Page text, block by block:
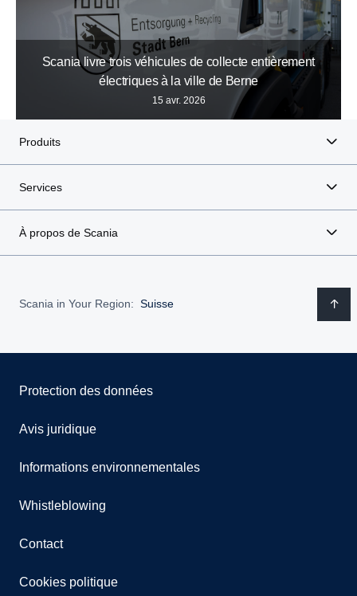
Scania livre trois véhicules de collecte entièrement
électriques à la ville de Berne
15 avr. 2026
Produits
Services
À propos de Scania
Scania in Your Region: Suisse
Protection des données
Avis juridique
Informations environnementales
Whistleblowing
Contact
Cookies politique